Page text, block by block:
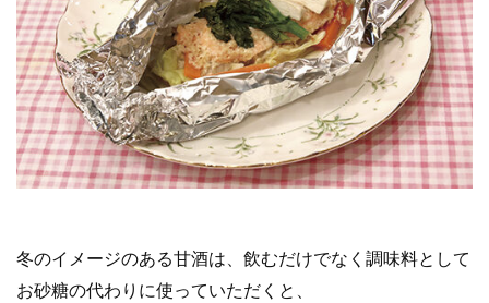
冬のイメージのある甘酒は、飲むだけでなく調味料として
お砂糖の代わりに使っていただくと、